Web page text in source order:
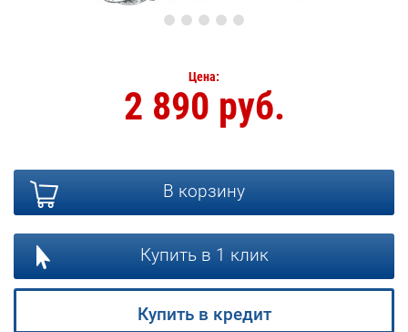
Цена:
2 890 руб.
В корзину
Купить в 1 клик
Купить в кредит